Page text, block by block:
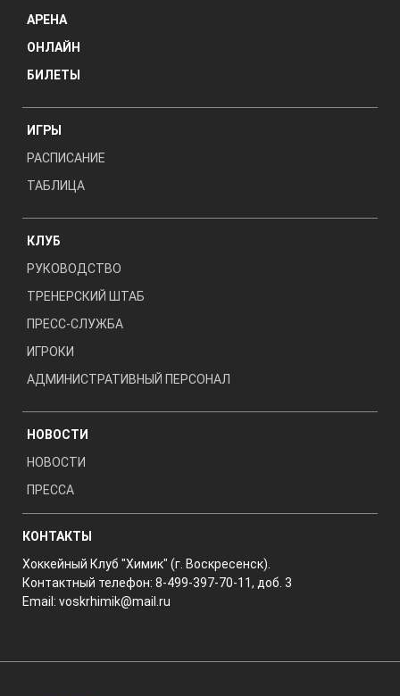
АРЕНА
ОНЛАЙН
БИЛЕТЫ
ИГРЫ
РАСПИСАНИЕ
ТАБЛИЦА
КЛУБ
РУКОВОДСТВО
ТРЕНЕРСКИЙ ШТАБ
ПРЕСС-СЛУЖБА
ИГРОКИ
АДМИНИСТРАТИВНЫЙ ПЕРСОНАЛ
НОВОСТИ
НОВОСТИ
ПРЕССА
КОНТАКТЫ
Хоккейный Клуб "Химик" (г. Воскресенск).
Контактный телефон: 8-499-397-70-11, доб. 3
Email: voskrhimik@mail.ru